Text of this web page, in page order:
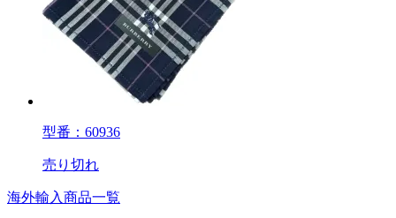
型番：60936
売り切れ
海外輸入商品一覧